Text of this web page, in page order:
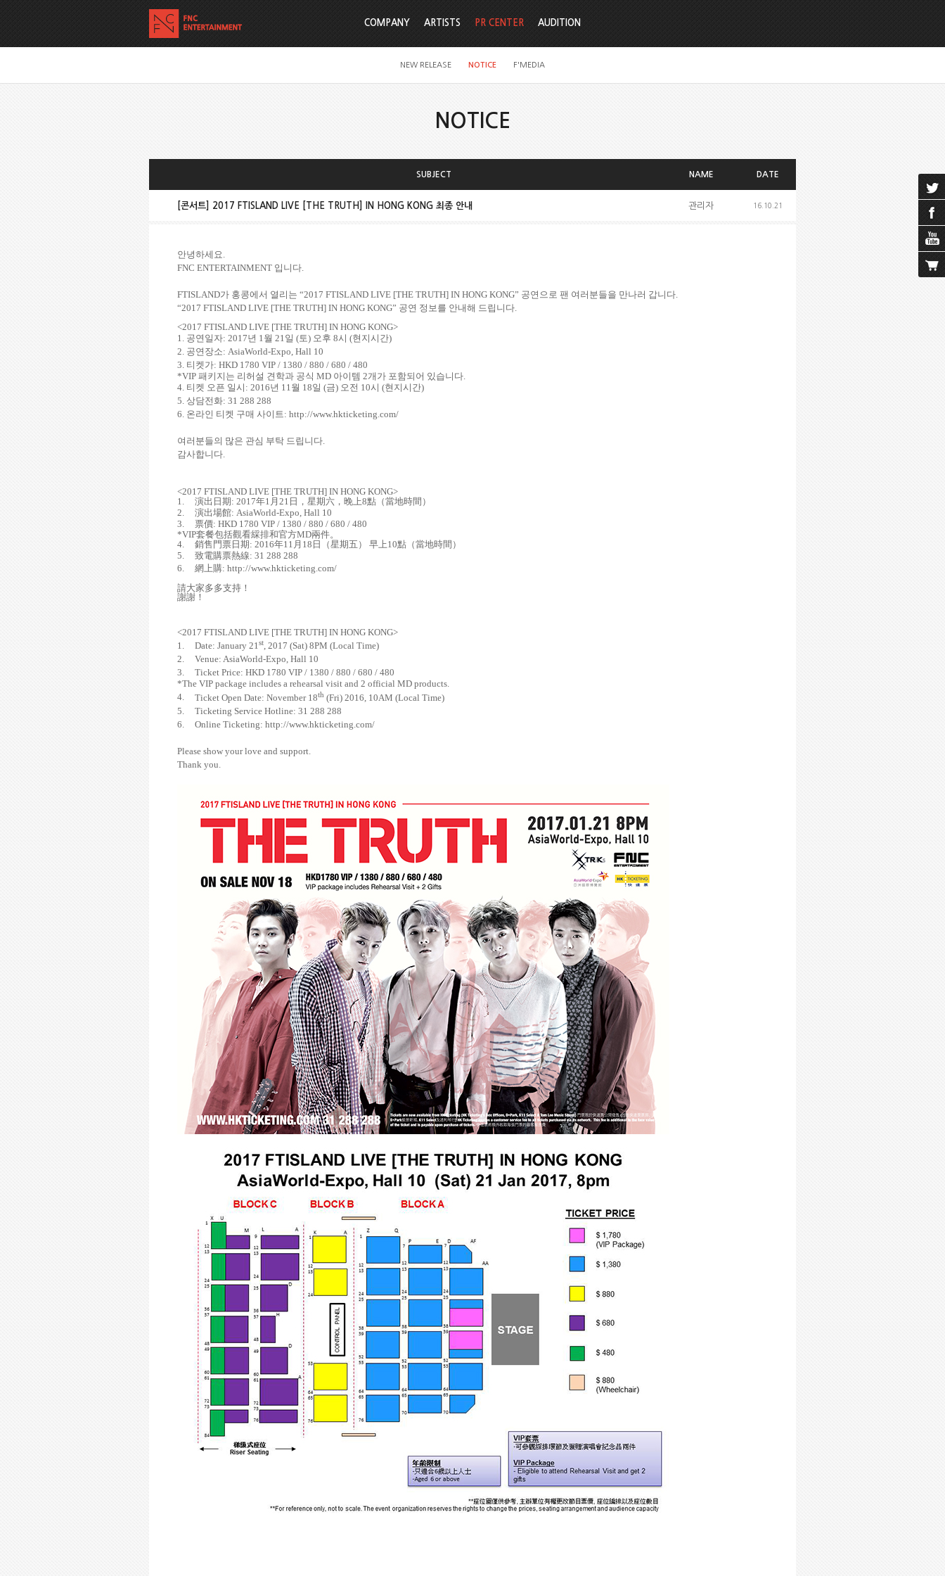
COMPANY ARTISTS PR CENTER
NEW RELEASE NOTICE F'MEDIA
AUDITION
NOTICE
SUBJECT NAME DATE
[콘서트] 2017 FTISLAND LIVE [THE TRUTH] IN HONG KONG 최종 안내 관리자 16.10.21
안녕하세요.
FNC ENTERTAINMENT 입니다.
FTISLAND가 홍콩에서 열리는 “2017 FTISLAND LIVE [THE TRUTH] IN HONG KONG” 공연으로 팬 여러분들을 만나러 갑니다.
“2017 FTISLAND LIVE [THE TRUTH] IN HONG KONG” 공연 정보를 안내해 드립니다.
<2017 FTISLAND LIVE [THE TRUTH] IN HONG KONG>
1. 공연일자: 2017년 1월 21일 (토) 오후 8시 (현지시간)
2. 공연장소: AsiaWorld-Expo, Hall 10
3. 티켓가: HKD 1780 VIP / 1380 / 880 / 680 / 480
*VIP 패키지는 리허설 견학과 공식 MD 아이템 2개가 포함되어 있습니다.
4. 티켓 오픈 일시 : 2016년 11월 18일 (금) 오전 10시 (현지시간)
5. 상담전화: 31 288 288
6. 온라인 티켓 구매 사이트: http://www.hkticketing.com/
여러분들의 많은 관심 부탁 드립니다.
감사합니다.
<2017 FTISLAND LIVE [THE TRUTH] IN HONG KONG>
1.
演出日期: 2017年1 月 21 日 ， 星期六 ， 晚上8點 （當地時間 ）
2.
演出場館: AsiaWorld-Expo, Hall 10
3.
票價: HKD 1780 VIP / 1380 / 880 / 680 / 480
*VIP套餐包括觀看綵排和官方MD兩件。
4.
銷售門票日期: 2016年11 月 18 日 （星期五 ） 早上10點 （當地時間 ）
5.
致電購票熱線: 31 288 288
6.
網上購: http://www.hkticketing.com/
請大家多多支持 ！
謝謝 ！
<2017 FTISLAND LIVE [THE TRUTH] IN HONG KONG>
1.
Date: January 21st, 2017 (Sat) 8PM (Local Time)
2.
Venue: AsiaWorld-Expo, Hall 10
3.
Ticket Price: HKD 1780 VIP / 1380 / 880 / 680 / 480
*The VIP package includes a rehearsal visit and 2 official MD products.
4.
Ticket Open Date: November 18th (Fri) 2016, 10AM (Local Time)
5.
Ticketing Service Hotline: 31 288 288
6.
Online Ticketing: http://www.hkticketing.com/
Please show your love and support.
Thank you.